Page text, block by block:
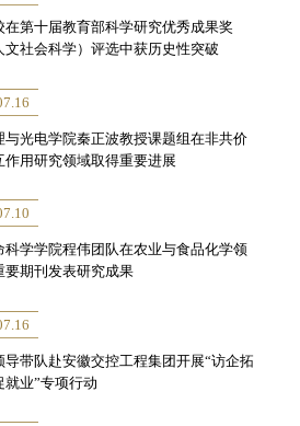
在第十届教育部科学研究优秀成果奖
文社会科学）评选中获历史性突破
与光电学院秦正波教授课题组在非共价
作用研究领域取得重要进展
科学学院程伟团队在农业与食品化学领
要期刊发表研究成果
导带队赴安徽交控工程集团开展“访企拓
就业”专项行动